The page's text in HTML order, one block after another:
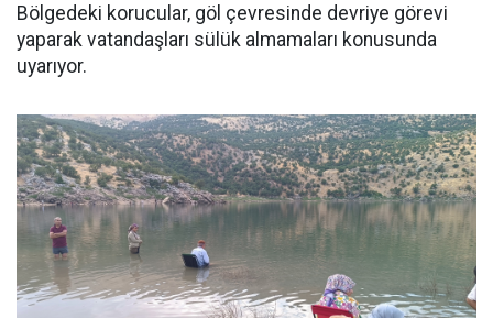
Bölgedeki korucular, göl çevresinde devriye görevi
yaparak vatandaşları sülük almamaları konusunda
uyarıyor.